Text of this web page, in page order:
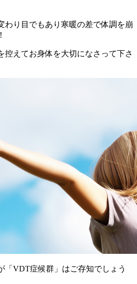
わり目でもあり寒暖の差で体調を崩
控えてお身体を大切になさって下さ
「VDT症候群」はご存知でしょう